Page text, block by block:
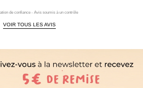
de confiance - Avis soumis à un contrôle
VOIR TOUS LES AVIS